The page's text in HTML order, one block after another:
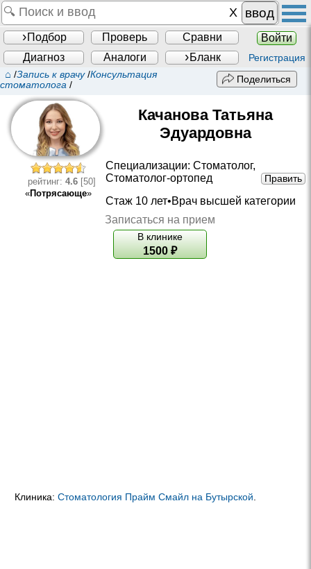
ввод
Подбор Проверь Сравни
Войти
Диагноз
Аналоги Бланк Регистрация
⌂ /Запись к врачу/Консультация
стоматолога /
Поделиться
рейтинг: 4.6 [50]
«Потрясающе»
Качанова Татьяна
Эдуардовна
Специализации: Стоматолог,
Стоматолог-ортопед
Править
Стаж 10 лет•Врач высшей категории
Записаться на прием
В клинике
1500 ₽
Клиника: Стоматология Прайм Смайл на Бутырской.